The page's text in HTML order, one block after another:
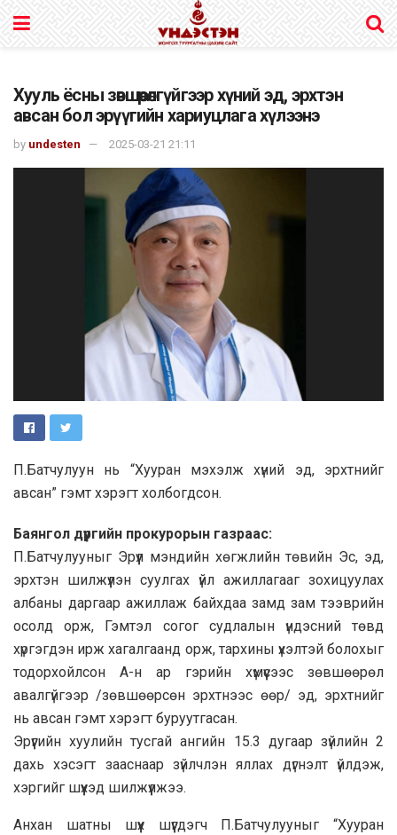
Хууль ёсны зөвшөөрөлгүйгээр хүний эд, эрхтэн
авсан бол эрүүгийн хариуцлага хүлээнэ
by undesten 2025-03-21 21:11
П.Батчулуун нь “Хууран мэхэлж хүний эд, эрхтнийг
авсан” гэмт хэрэгт холбогдсон.
Баянгол дүүргийн прокурорын газраас:
П.Батчулууныг Эрүүл мэндийн хөгжлийн төвийн Эс, эд,
эрхтэн шилжүүлэн суулгах үйл ажиллагааг зохицуулах
албаны даргаар ажиллаж байхдаа замд зам тээврийн
осолд орж, Гэмтэл согог судлалын үндэсний төвд
хүргэгдэн ирж хагалгаанд орж, тархины үхэлтэй болохыг
тодорхойлсон А-н ар гэрийн хүмүүсээс зөвшөөрөл
авалгүйгээр /зөвшөөрсөн эрхтнээс өөр/ эд, эрхтнийг
нь авсан гэмт хэрэгт буруутгасан.
Эрүүгийн хуулийн тусгай ангийн 15.3 дугаар зүйлийн 2
дахь хэсэгт зааснаар зүйлчлэн яллах дүгнэлт үйлдэж,
хэргийг шүүхэд шилжүүлжээ.
Анхан шатны шүүх шүүгдэгч П.Батчулууныг “Хууран